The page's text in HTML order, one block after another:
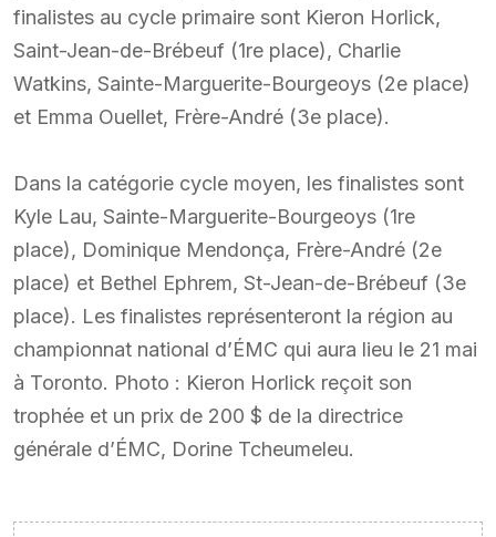
finalistes au cycle primaire sont Kieron Horlick,
Saint-Jean-de-Brébeuf (1re place), Charlie
Watkins, Sainte-Marguerite-Bourgeoys (2e place)
et Emma Ouellet, Frère-André (3e place).
Dans la catégorie cycle moyen, les finalistes sont
Kyle Lau, Sainte-Marguerite-Bourgeoys (1re
place), Dominique Mendonça, Frère-André (2e
place) et Bethel Ephrem, St-Jean-de-Brébeuf (3e
place). Les finalistes représenteront la région au
championnat national d’ÉMC qui aura lieu le 21 mai
à Toronto. Photo : Kieron Horlick reçoit son
trophée et un prix de 200 $ de la directrice
générale d’ÉMC, Dorine Tcheumeleu.